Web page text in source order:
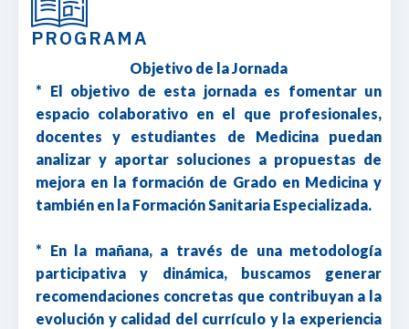
PROGRAMA
Objetivo de la Jornada
* El objetivo de esta jornada es fomentar un
espacio colaborativo en el que profesionales,
docentes y estudiantes de Medicina puedan
analizar y aportar soluciones a propuestas de
mejora en la formación de Grado en Medicina y
también en la Formación Sanitaria Especializada.
* En la mañana, a través de una metodología
participativa y dinámica, buscamos generar
recomendaciones concretas que contribuyan a la
evolución y calidad del currículo y la experiencia